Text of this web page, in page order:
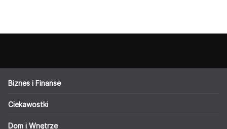
Biznes i Finanse
Ciekawostki
Dom i Wnętrze